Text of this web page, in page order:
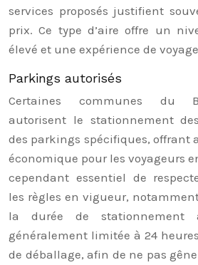
services proposés justifient
prix. Ce type d’aire offre un
élevé et une expérience de
Parkings autorisés
Certaines communes du
autorisent le stationnement
des parkings spécifiques, offrant
économique pour les voyageurs
cependant essentiel de
les règles en vigueur,
la durée de stationnement
généralement limitée à 24
de déballage, afin de ne pas